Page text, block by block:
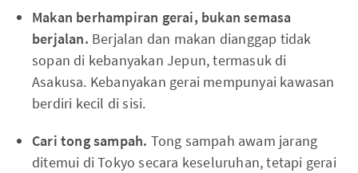
Makan berhampiran gerai, bukan semasa
berjalan. Berjalan dan makan dianggap tidak
sopan di kebanyakan Jepun, termasuk di
Asakusa. Kebanyakan gerai mempunyai kawasan
berdiri kecil di sisi.
Cari tong sampah. Tong sampah awam jarang
ditemui di Tokyo secara keseluruhan, tetapi gerai